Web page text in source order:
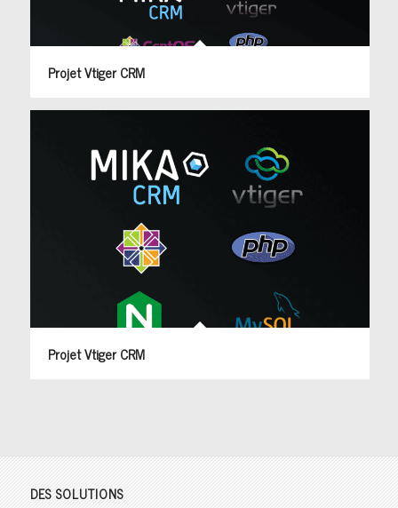
Projet Vtiger CRM
Projet Vtiger CRM
DES SOLUTIONS